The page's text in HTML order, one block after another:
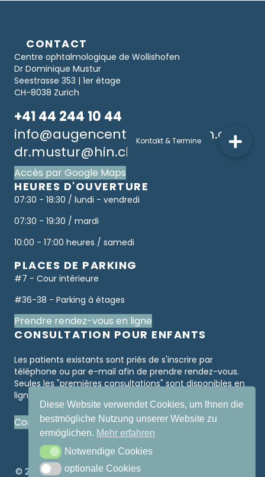
Diese Website verwendet Cookies, um Ihnen die
bestmögliche Nutzung unserer Website zu
ermöglichen. Mehr erfahren
Notwendige Cookies
Notwendige Cookies
optionale Cookies
optionale Cookies
CONTACT
Centre ophtalmologique de Wollishofen
Dr Dominique Mustur
Seestrasse 353 | 1er étage
CH-8038 Zurich
+41 44 244 10 44
info@augencenterwollishofen.ch
dr.mustur@hin.ch
Accès par Google Maps
HEURES D'OUVERTURE
07:30 - 18:30 / lundi - vendredi
07:30 - 19:30 / mardi
10:00 - 17:00 heures / samedi
PLACES DE PARKING
#7 - Cour intérieure
#36-38 - Parking à étages
Prendre rendez-vous en ligne
CONSULTATION POUR ENFANTS
Les patients existants sont priés de s'inscrire par
téléphone ou par e-mail afin de prendre rendez-vous.
Seules les "premières consultations" sont disponibles en
ligne.
Consultation pour enfants
© 2026 Centre ophtalmologique Wollishofen. Tous droits